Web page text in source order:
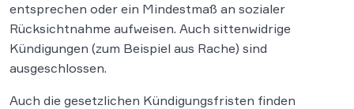
entsprechen oder ein Mindestmaß an sozialer
Rücksichtnahme aufweisen. Auch sittenwidrige
Kündigungen (zum Beispiel aus Rache) sind
ausgeschlossen.
Auch die gesetzlichen Kündigungsfristen finden